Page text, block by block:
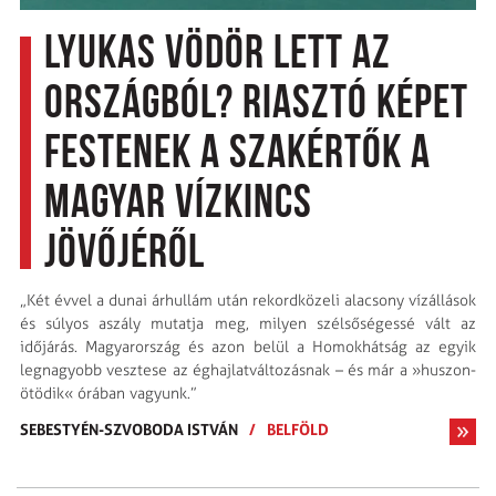
Lyukas vödör lett az
országból? Riasztó képet
festenek a szakértők a
magyar vízkincs
jövőjéről
„Két évvel a dunai árhullám után rekordközeli alacsony vízállások
és súlyos aszály mutatja meg, milyen szélsőségessé vált az
időjárás. Magyarország és azon belül a Homokhátság az egyik
legnagyobb vesztese az ég­hajlatváltozásnak – és már a »huszon­
ötödik« órában vagyunk.”
SEBESTYÉN-SZVOBODA ISTVÁN / BELFÖLD